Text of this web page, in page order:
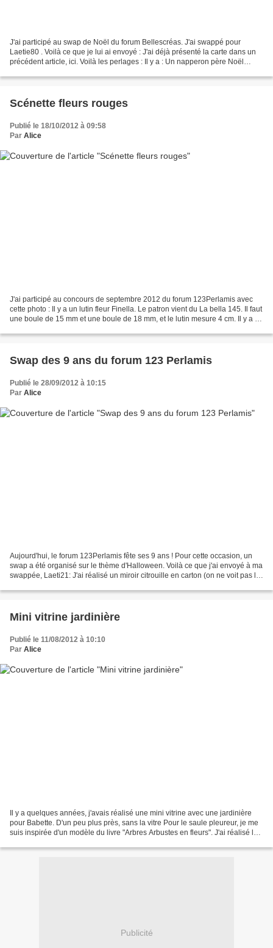
J'ai participé au swap de Noël du forum Bellescréas. J'ai swappé pour
Laetie80 . Voilà ce que je lui ai envoyé : J'ai déjà présenté la carte dans un
précédent article, ici. Voilà les perlages : Il y a : Un napperon père Noël
Scénette fleurs rouges
Publié le 18/10/2012 à 09:58
Par Alice
J'ai participé au concours de septembre 2012 du forum 123Perlamis avec
cette photo : Il y a un lutin fleur Finella. Le patron vient du La bella 145. Il faut
une boule de 15 mm et une boule de 18 mm, et le lutin mesure 4 cm. Il y a un
Swap des 9 ans du forum 123 Perlamis
Publié le 28/09/2012 à 10:15
Par Alice
Aujourd'hui, le forum 123Perlamis fête ses 9 ans ! Pour cette occasion, un
swap a été organisé sur le thème d'Halloween. Voilà ce que j'ai envoyé à ma
swappée, Laeti21: J'ai réalisé un miroir citrouille en carton (on ne voit pas le
Mini vitrine jardinière
Publié le 11/08/2012 à 10:10
Par Alice
Il y a quelques années, j'avais réalisé une mini vitrine avec une jardinière
pour Babette. D'un peu plus près, sans la vitre Pour le saule pleureur, je me
suis inspirée d'un modèle du livre "Arbres Arbustes en fleurs". J'ai réalisé les
Publicité